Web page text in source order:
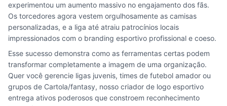
experimentou um aumento massivo no engajamento dos fãs.
Os torcedores agora vestem orgulhosamente as camisas
personalizadas, e a liga até atraiu patrocínios locais
impressionados com o branding esportivo profissional e coeso.
Esse sucesso demonstra como as ferramentas certas podem
transformar completamente a imagem de uma organização.
Quer você gerencie ligas juvenis, times de futebol amador ou
grupos de Cartola/fantasy, nosso criador de logo esportivo
entrega ativos poderosos que constroem reconhecimento